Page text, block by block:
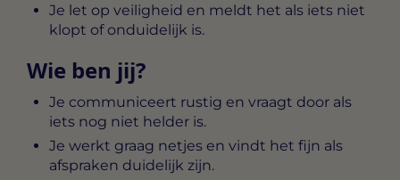
Je let op veiligheid en meldt het als iets niet
klopt of onduidelijk is.
Wie ben jij?
Je communiceert rustig en vraagt door als
iets nog niet helder is.
Je werkt graag netjes en vindt het fijn als
afspraken duidelijk zijn.